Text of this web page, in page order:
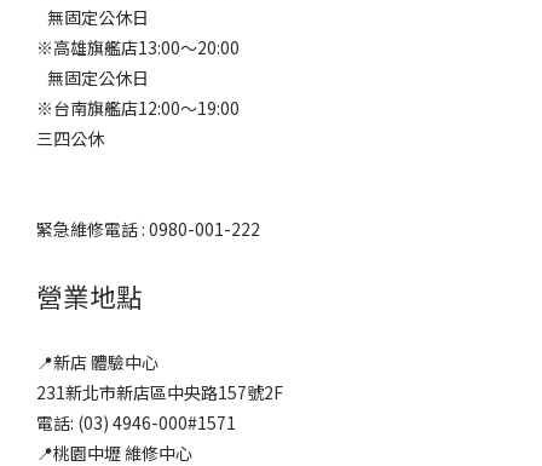
無固定公休日
※高雄旗艦店13:00～20:00
無固定公休日
※台南旗艦店12:00～19:00
三四公休
緊急維修電話 : 0980-001-222
營業地點
📍新店 體驗中心
231新北市新店區中央路157號2F
電話: (03) 4946-000#1571
📍桃園中壢 維修中心